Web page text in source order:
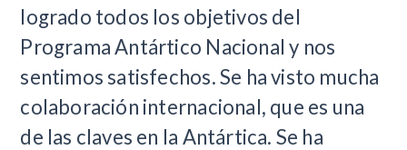
logrado todos los objetivos del
Programa Antártico Nacional y nos
sentimos satisfechos. Se ha visto mucha
colaboración internacional, que es una
de las claves en la Antártica. Se ha